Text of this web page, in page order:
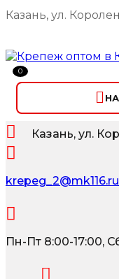
Казань, ул.
0
Казань, ул.
krepeg_2@mk116.ru
Пн-Пт 8:00-17:00,